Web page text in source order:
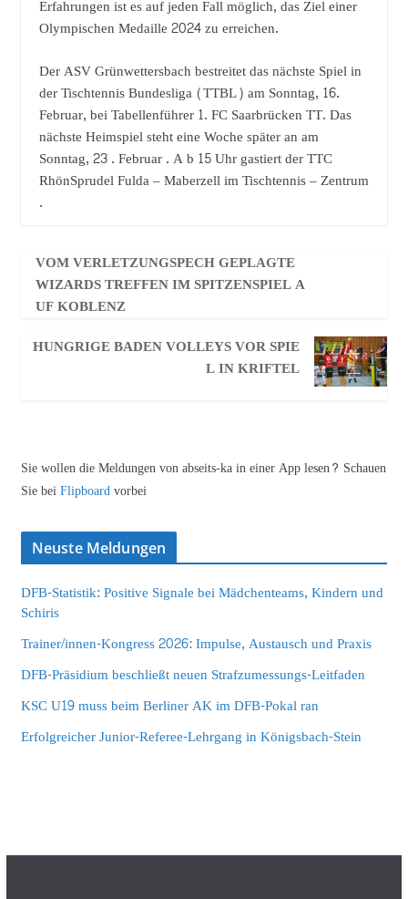
Erfahrungen ist es auf jeden Fall möglich, das Ziel einer
Olympischen Medaille 2024 zu erreichen.
Der ASV Grünwettersbach bestreitet das nächste Spiel in
der Tischtennis Bundesliga (TTBL) am Sonntag, 16.
Februar, bei Tabellenführer 1. FC Saarbrücken TT. Das
nächste Heimspiel steht eine Woche später an am
Sonntag, 23 . Februar . A b 15 Uhr gastiert der TTC
RhönSprudel Fulda – Maberzell im Tischtennis – Zentrum
.
VOM VERLETZUNGSPECH GEPLAGTE
WIZARDS TREFFEN IM SPITZENSPIEL A
UF KOBLENZ
HUNGRIGE BADEN VOLLEYS VOR SPIE
L IN KRIFTEL­
Sie wollen die Meldungen von abseits-ka in einer App lesen? Schauen
Sie beiFlipboardvorbei
Neuste Meldungen
DFB-Statistik: Positive Signale bei Mädchenteams, Kindern und
Schiris
Trainer/innen-Kongress 2026: Impulse, Austausch und Praxis
DFB-Präsidium beschließt neuen Strafzumessungs-Leitfaden
KSC U19 muss beim Berliner AK im DFB-Pokal ran
Erfolgreicher Junior-Referee-Lehrgang in Königsbach-Stein